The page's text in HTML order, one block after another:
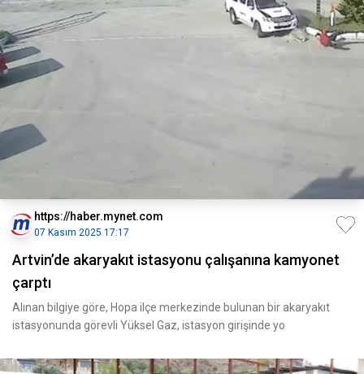
https://haber.mynet.com
07 Kasım 2025 17:17
Artvin’de akaryakıt istasyonu çalışanına kamyonet
çarptı
Alınan bilgiye göre, Hopa ilçe merkezinde bulunan bir akaryakıt
istasyonunda görevli Yüksel Gaz, istasyon girişinde yo